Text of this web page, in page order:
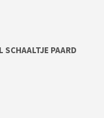
SCHAALTJE PAARD